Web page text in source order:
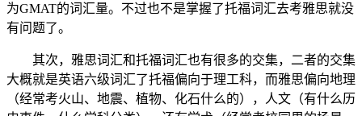
为GMAT的词汇量。不过也不是掌握了托福词汇去考雅思就没
有问题了。
其次，雅思词汇和托福词汇也有很多的交集，二者的交集
大概就是英语六级词汇了托福偏向于理工科，而雅思偏向地理
（经常考火山、地震、植物、化石什么的），人文（有什么历